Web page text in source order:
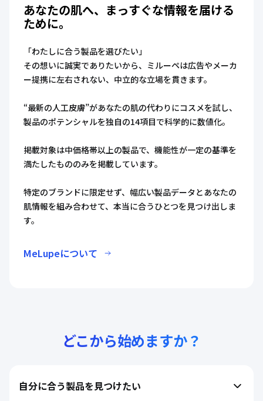
あなたの肌へ、まっすぐな情報を届ける
ために。
「わたしに合う製品を選びたい」
その想いに誠実でありたいから、ミルーペは広告やメーカ
ー提携に左右されない、中立的な立場を貫きます。
“最新の人工皮膚”があなたの肌の代わりにコスメを試し、
製品のポテンシャルを独自の14項目で科学的に数値化。
掲載対象は中価格帯以上の製品で、機能性が一定の基準を
満たしたもののみを掲載しています。
特定のブランドに限定せず、幅広い製品データとあなたの
肌情報を組み合わせて、本当に合うひとつを見つけ出しま
す。
MeLupeについて
どこから始めますか？
自分に合う製品を見つけたい